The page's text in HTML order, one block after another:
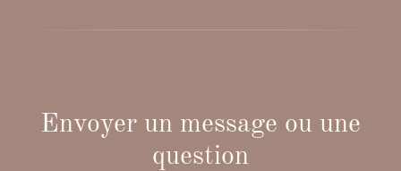
Envoyer un message ou une
question